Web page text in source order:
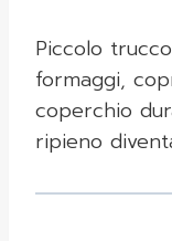
Piccolo
formaggi,
coperchio
ripieno